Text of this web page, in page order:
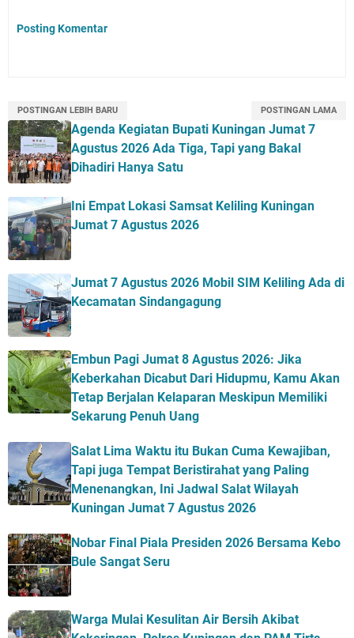
Posting Komentar
POSTINGAN LEBIH BARU POSTINGAN LAMA
Agenda Kegiatan Bupati Kuningan Jumat 7
Agustus 2026 Ada Tiga, Tapi yang Bakal
Dihadiri Hanya Satu
Ini Empat Lokasi Samsat Keliling Kuningan
Jumat 7 Agustus 2026
Jumat 7 Agustus 2026 Mobil SIM Keliling Ada di
Kecamatan Sindangagung
Embun Pagi Jumat 8 Agustus 2026: Jika
Keberkahan Dicabut Dari Hidupmu, Kamu Akan
Tetap Berjalan Kelaparan Meskipun Memiliki
Sekarung Penuh Uang
Salat Lima Waktu itu Bukan Cuma Kewajiban,
Tapi juga Tempat Beristirahat yang Paling
Menenangkan, Ini Jadwal Salat Wilayah
Kuningan Jumat 7 Agustus 2026
Nobar Final Piala Presiden 2026 Bersama Kebo
Bule Sangat Seru
Warga Mulai Kesulitan Air Bersih Akibat